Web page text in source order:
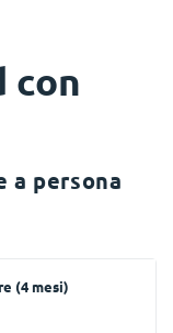
con
a persona
(4 mesi)